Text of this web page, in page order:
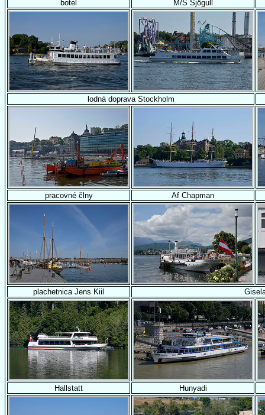
botel M/S Sjögull
lodná doprava Stockholm
pracovné člny Af Chapman
plachetnica Jens Kiil
Hallstatt Hunyadi